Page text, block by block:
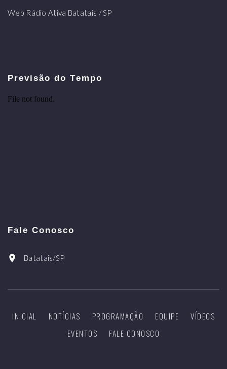
Web Rádio Ativa Batatais / SP
Previsão do Tempo
Fale Conosco
Batatais/SP
INICIAL NOTÍCIAS PROGRAMAÇÃO EQUIPE
VÍDEOS
EVENTOS
FALE CONOSCO